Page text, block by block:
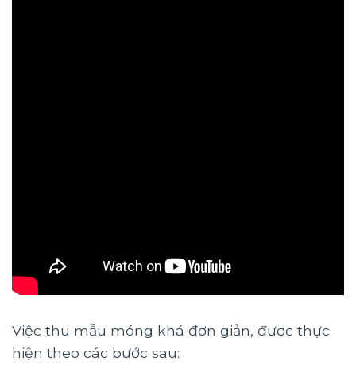
Việc thu mẫu móng khá đơn giản, được thực
hiện theo các bước sau: